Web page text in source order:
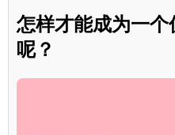
怎样才能成为一
呢？